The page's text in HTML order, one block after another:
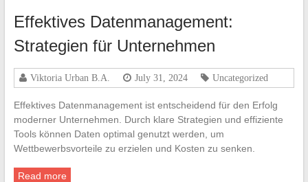
Effektives Datenmanagement:
Strategien für Unternehmen
Viktoria Urban B.A. July 31, 2024 Uncategorized
Effektives Datenmanagement ist entscheidend für den Erfolg
moderner Unternehmen. Durch klare Strategien und effiziente
Tools können Daten optimal genutzt werden, um
Wettbewerbsvorteile zu erzielen und Kosten zu senken.
Read more